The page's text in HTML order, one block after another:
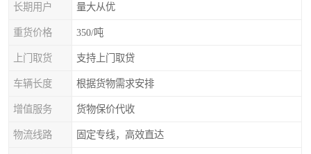
长期用户 量大从优
重货价格 350/吨
上门取货 支持上门取贷
车辆长度 根据货物需求安排
增值服务 货物保价代收
物流线路 固定专线，高效直达